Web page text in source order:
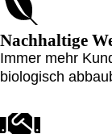
Nachhaltige
Immer mehr
biologisch